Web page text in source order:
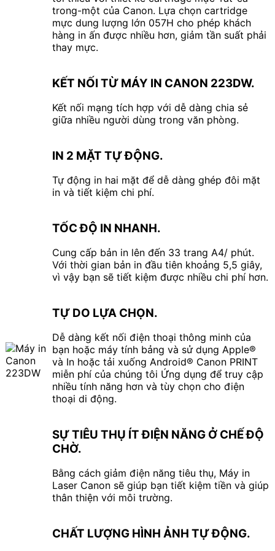
trong-một của Canon. Lựa chọn cartridge
mực dung lượng lớn 057H cho phép khách
hàng in ấn được nhiều hơn, giảm tần suất phải
thay mực.
KẾT NỐI TỪ MÁY IN CANON 223DW.
Kết nối mạng tích hợp với dễ dàng chia sẻ
giữa nhiều người dùng trong văn phòng.
IN 2 MẶT TỰ ĐỘNG.
Tự động in hai mặt để dễ dàng ghép đôi mặt
in và tiết kiệm chi phí.
TỐC ĐỘ IN NHANH.
Cung cấp bản in lên đến 33 trang A4/ phút.
Với thời gian bản in đầu tiên khoảng 5,5 giây,
vì vậy bạn sẽ tiết kiệm được nhiều chi phí hơn.
TỰ DO LỰA CHỌN.
Dễ dàng kết nối điện thoại thông minh của
bạn hoặc máy tính bảng và sử dụng Apple®
và In hoặc tải xuống Android® Canon PRINT
miễn phí của chúng tôi Ứng dụng để truy cập
nhiều tính năng hơn và tùy chọn cho điện
thoại di động.
SỰ TIÊU THỤ ÍT ĐIỆN NĂNG Ở CHẾ ĐỘ
CHỜ.
Bằng cách giảm điện năng tiêu thụ, Máy in
Laser Canon sẽ giúp bạn tiết kiệm tiền và giúp
thân thiện với môi trường.
CHẤT LƯỢNG HÌNH ẢNH TỰ ĐỘNG.